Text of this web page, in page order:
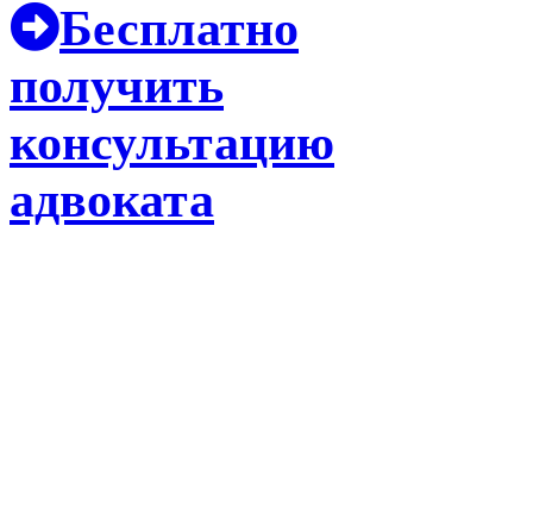
Бесплатно
получить
консультацию
адвоката